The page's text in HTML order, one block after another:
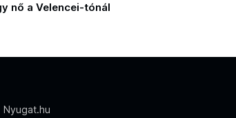
nő a Velencei-tónál
Nyugat.hu